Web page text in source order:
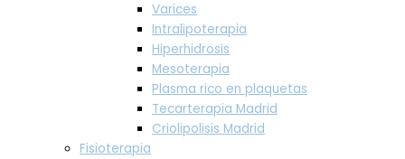
Varices
Intralipoterapia
Hiperhidrosis
Mesoterapia
Plasma rico en plaquetas
Tecarterapia Madrid
Criolipolisis Madrid
Fisioterapia